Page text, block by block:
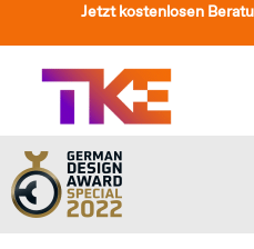
Inhalt
springen
Jetzt kostenlosen
Treppenlift
Preise